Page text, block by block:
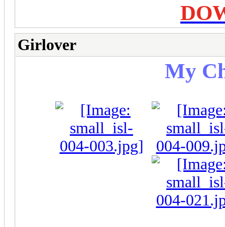
Girlover
My